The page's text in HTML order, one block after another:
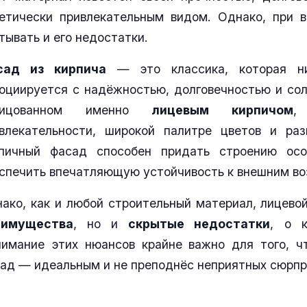
привлекательным видом. Однако, при
и его недостатки.
из кирпича — это классика, которая
с надёжностью, долговечностью и
именно лицевым кирпичом,
широкой палитре цветов и
фасад способен придать строению
впечатляющую устойчивость к внешним
как и любой строительный материал,
, но и скрытые недостатки, о
этих нюансов крайне важно для того,
— идеальным и не преподнёс неприятных